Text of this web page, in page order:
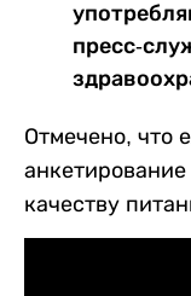
пресс-
Отмечено, что
качеству